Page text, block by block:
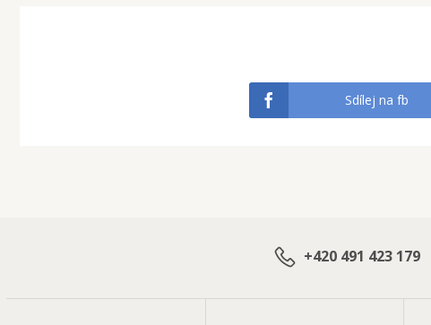
Sdílej na fb
+420 491 423 179